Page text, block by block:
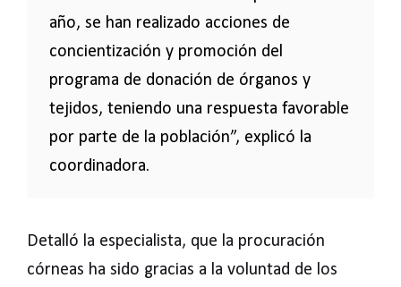
año, se han realizado acciones de
concientización y promoción del
programa de donación de órganos y
tejidos, teniendo una respuesta favorable
por parte de la población”, explicó la
coordinadora.
Detalló la especialista, que la procuración
córneas ha sido gracias a la voluntad de los